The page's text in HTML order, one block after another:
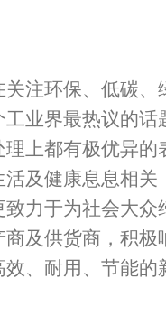
注环保、低碳
业界最热议的
上都有极优异
及健康息息相
力于为社会大
商及供货商，积
、耐用、节能的